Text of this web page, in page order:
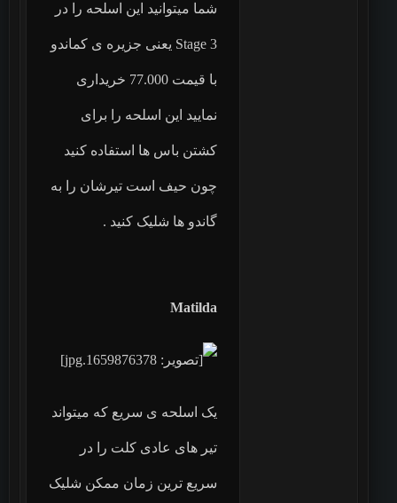
شما میتوانید این اسلحه را در
Stage 3 یعنی جزیره ی کماندو
با قیمت 77.000 خریداری
نمایید این اسلحه را برای
کشتن باس ها استفاده کنید
چون حیف است تیرشان را به
گاندو ها شلیک کنید .
Matilda
یک اسلحه ی سریع که میتواند
تیر های عادی کلت را در
سریع ترین زمان ممکن شلیک